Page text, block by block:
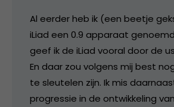
Al eerder heb ik (een beetje
iLiad een 0.9 apparaat
geef ik de iLiad vooral door de
En daar zou volgens mij best
te sleutelen zijn. Ik mis
progressie in de ontwikkeling